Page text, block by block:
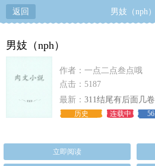
返回 男妓（nph）
男妓（nph）
作者：一点二点叁点哦
点击：5187
最新： 311结尾有后面几
历史 连载中
立即阅读